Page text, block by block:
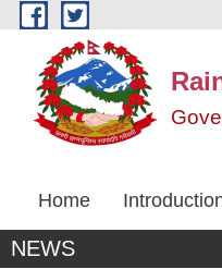
Skip to main content
Home
NEWS